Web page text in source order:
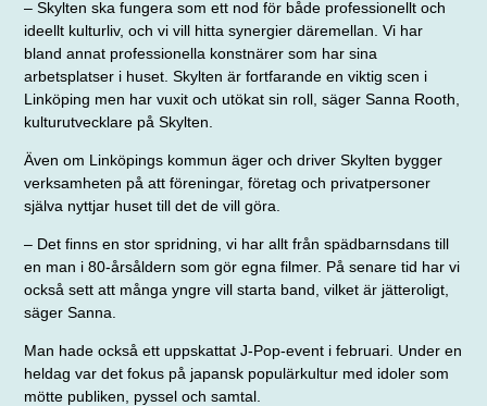
– Skylten ska fungera som ett nod för både professio­nellt och
ideellt kulturliv, och vi vill hitta synergier där­emellan. Vi har
bland annat professionella konstnärer som har sina
arbetsplatser i huset. Skylten är fortfarande en viktig scen i
Linköping men har vuxit och utökat sin roll, säger Sanna Rooth,
kulturutvecklare på Skylten.
Även om Linköpings kommun äger och driver Skylten bygger
verksamheten på att föreningar, företag och privat­personer
själva nyttjar huset till det de vill göra.
– Det finns en stor spridning, vi har allt från spädbarnsdans till
en man i 80-årsåldern som gör egna filmer. På senare tid har vi
också sett att många yngre vill starta band, vilket är jätteroligt,
säger Sanna.
Man hade också ett uppskattat J-Pop-event i februari. Under en
heldag var det fokus på japansk populärkultur med idoler som
mötte publiken, pyssel och samtal.